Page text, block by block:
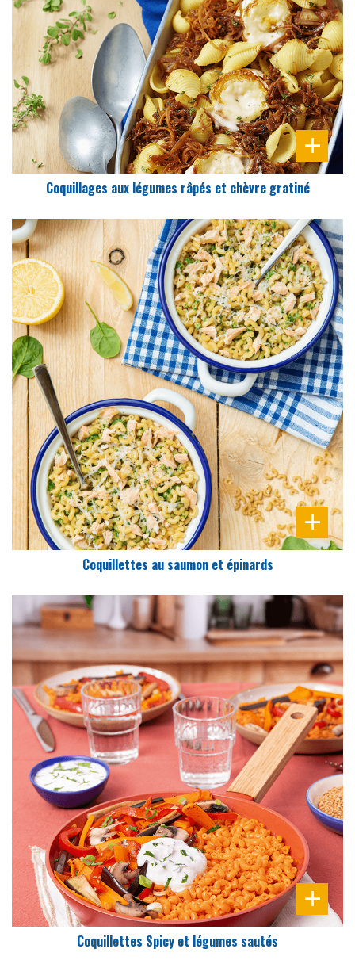
PRÉPARATION
20 Min
Coquillages aux légumes râpés et chèvre gratiné
DIFFICULTÉ
PRÉPARATION
20 Min
Coquillettes au saumon et épinards
DIFFICULTÉ
PRÉPARATION
45 Min
Coquillettes Spicy et légumes sautés